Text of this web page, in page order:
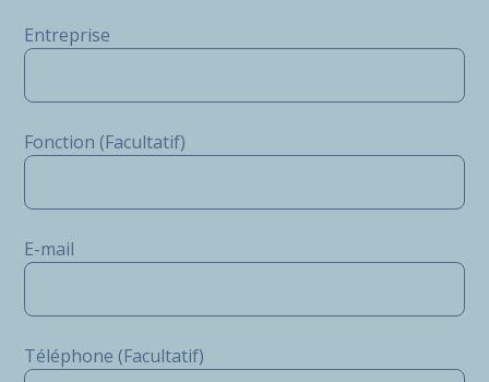
Entreprise
Fonction (Facultatif)
E-mail
Téléphone (Facultatif)